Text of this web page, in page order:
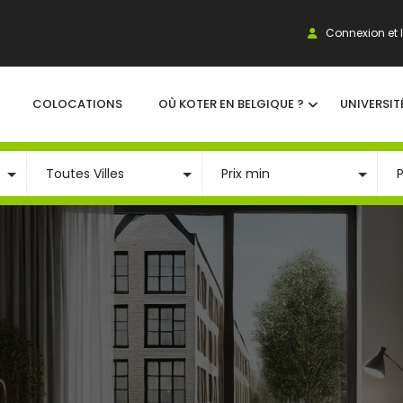
Connexion et
COLOCATIONS OÙ KOTER EN BELGIQUE ?